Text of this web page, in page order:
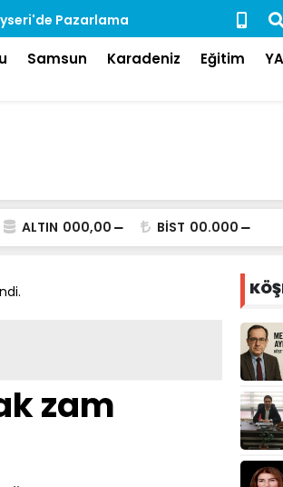
Pazarlama
Rize'de
Samsun Karadeniz Eğitim
ALTIN 000,00 BİST 00.000
zam